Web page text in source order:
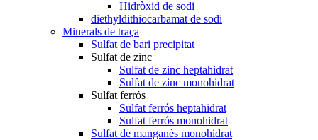
Hidròxid de sodi
diethyldithiocarbamat de sodi
Minerals de traça
Sulfat de bari precipitat
Sulfat de zinc
Sulfat de zinc heptahidrat
Sulfat de zinc monohidrat
Sulfat ferrós
Sulfat ferrós heptahidrat
Sulfat ferrós monohidrat
Sulfat de manganès monohidrat